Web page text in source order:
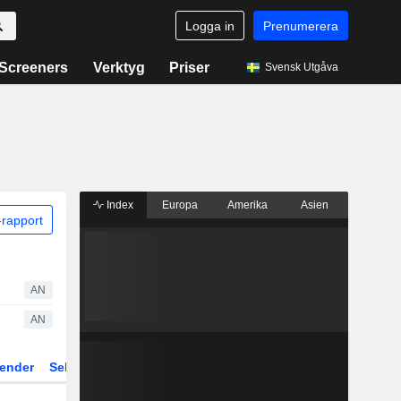
Logga in Prenumerera
Verktyg Priser Svensk Utgåva
AN
AN
Sektor
Index Europa Amerika Asien